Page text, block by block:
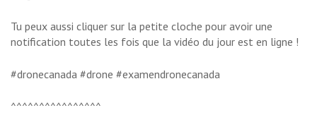
Tu peux aussi cliquer sur la petite cloche pour avoir une
notification toutes les fois que la vidéo du jour est en ligne !
#dronecanada #drone #examendronecanada
^^^^^^^^^^^^^^^^